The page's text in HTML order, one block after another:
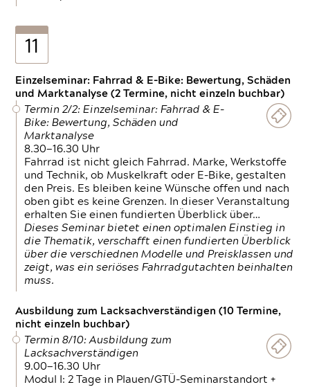
11
Einzelseminar: Fahrrad & E-Bike: Bewertung, Schäden
und Marktanalyse (2 Termine, nicht einzeln buchbar)
Termin 2/2: Einzelseminar: Fahrrad & E-
Bike: Bewertung, Schäden und
Marktanalyse
8.30—16.30 Uhr
Fahrrad ist nicht gleich Fahrrad. Marke, Werkstoffe
und Technik, ob Muskelkraft oder E-Bike, gestalten
den Preis. Es bleiben keine Wünsche offen und nach
oben gibt es keine Grenzen. In dieser Veranstaltung
erhalten Sie einen fundierten Überblick über…
Dieses Seminar bietet einen optimalen Einstieg in
die Thematik, verschafft einen fundierten Überblick
über die verschiednen Modelle und Preisklassen und
zeigt, was ein seriöses Fahrradgutachten beinhalten
muss.
Ausbildung zum Lacksachverständigen (10 Termine,
nicht einzeln buchbar)
Termin 8/10: Ausbildung zum
Lacksachverständigen
9.00—16.30 Uhr
Modul I: 2 Tage in Plauen/GTÜ-Seminarstandort +